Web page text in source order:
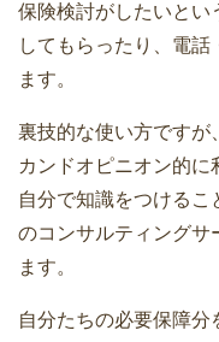
保険検討がしたいとい
してもらったり、電話
ます。
裏技的な使い方ですが
カンドオピニオン的
自分で知識をつけるこ
のコンサルティングサ
ます。
自分たちの必要保障分